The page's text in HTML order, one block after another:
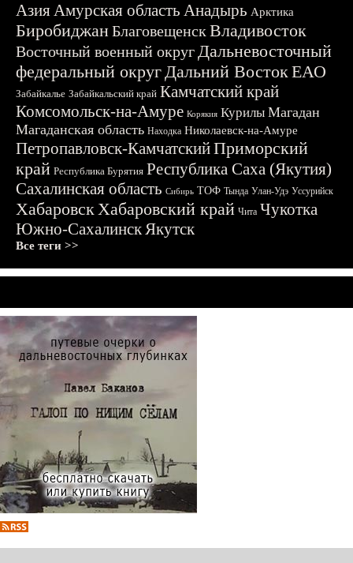
АзияАмурская область Анадырь Арктика
БиробиджанБлаговещенскВладивосток
Восточный военный округДальневосточный
федеральный округДальний ВостокЕАО
Забайкалье Забайкальский край Камчатский край
Комсомольск-на-Амуре Корякия Курилы Магадан
Магаданская область Находка Николаевск-на-Амуре
Петропавловск-КамчатскийПриморский
край Республика Бурятия Республика Саха (Якутия)
Сахалинская область Сибирь ТОФ Тында Улан-Удэ Уссурийск
ХабаровскХабаровский край Чита Чукотка
Южно-СахалинскЯкутск
Все теги >>